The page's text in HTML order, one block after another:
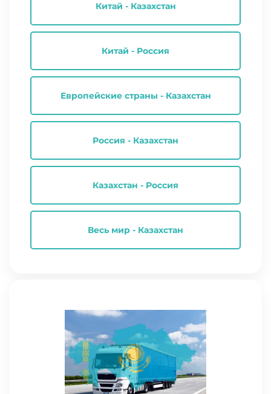
Китай - Казахстан
Китай - Россия
Европейские страны - Казахстан
Россия - Казахстан
Казахстан - Россия
Весь мир - Казахстан